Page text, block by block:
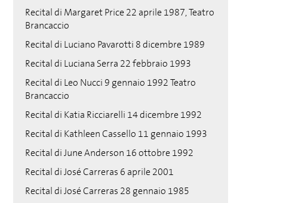
Recital di Margaret Price 22 aprile 1987, Teatro
Brancaccio
Recital di Luciano Pavarotti 8 dicembre 1989
Recital di Luciana Serra 22 febbraio 1993
Recital di Leo Nucci 9 gennaio 1992 Teatro
Brancaccio
Recital di Katia Ricciarelli 14 dicembre 1992
Recital di Kathleen Cassello 11 gennaio 1993
Recital di June Anderson 16 ottobre 1992
Recital di José Carreras 6 aprile 2001
Recital di José Carreras 28 gennaio 1985